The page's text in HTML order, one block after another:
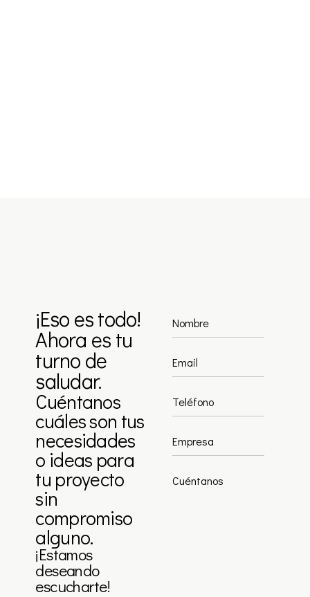
¡Eso es todo!
Ahora es tu
turno de
saludar.
Cuéntanos
cuáles son tus
necesidades
o ideas para
tu proyecto
sin
compromiso
alguno.
¡Estamos
deseando
escucharte!